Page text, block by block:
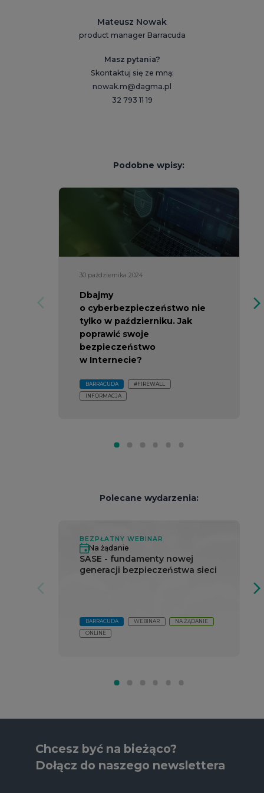
Mateusz Nowak
product manager Barracuda
Masz pytania?
Skontaktuj się ze mną:
nowak.m@dagma.pl
32 793 11 19
Podobne wpisy:
arrow_forward_ios
30 października 2024
Dbajmy
o cyberbezpieczeństwo nie
tylko w październiku. Jak
poprawić swoje
bezpieczeństwo
w Internecie?
BARRACUDA
#FIREWALL
INFORMACJA
arrow_forward_ios
Polecane wydarzenia:
arrow_forward_ios
BEZPŁATNY WEBINAR
Na żądanie
SASE - fundamenty nowej
generacji bezpieczeństwa sieci
BARRACUDA WEBINAR
NA ŻĄDANIE
ONLINE
arrow_forward_ios
Chcesz być na bieżąco?
Dołącz do naszego newslettera